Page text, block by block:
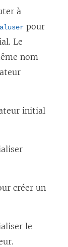
à
pour
Le
nom
initial
créer un
le